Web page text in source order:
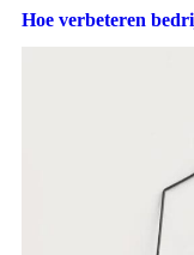
Hoe verbeteren